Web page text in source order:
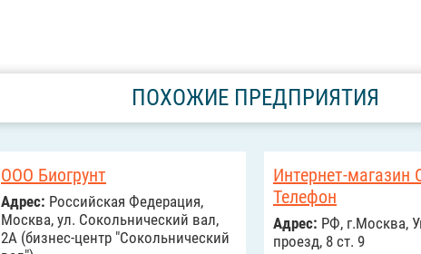
ПОХОЖИЕ ПРЕДПРИЯТИЯ
ООО Биогрунт
Адрес: Российcкая Федерация,
Москва, ул. Сокольнический вал,
2А (бизнес-центр "Сокольнический
Интернет-магазин
Телефон
Адрес: РФ, г.Москва,
проезд, 8 ст. 9